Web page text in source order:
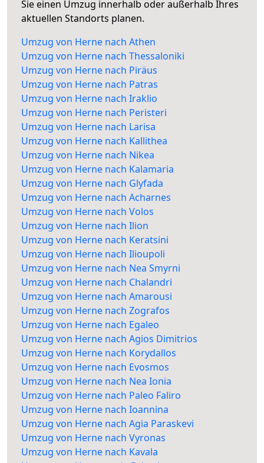
Sie einen Umzug innerhalb oder außerhalb Ihres
aktuellen Standorts planen.
Umzug von Herne nach Athen
Umzug von Herne nach Thessaloniki
Umzug von Herne nach Piräus
Umzug von Herne nach Patras
Umzug von Herne nach Iraklio
Umzug von Herne nach Peristeri
Umzug von Herne nach Larisa
Umzug von Herne nach Kallithea
Umzug von Herne nach Nikea
Umzug von Herne nach Kalamaria
Umzug von Herne nach Glyfada
Umzug von Herne nach Acharnes
Umzug von Herne nach Volos
Umzug von Herne nach Ilion
Umzug von Herne nach Keratsini
Umzug von Herne nach Ilioupoli
Umzug von Herne nach Nea Smyrni
Umzug von Herne nach Chalandri
Umzug von Herne nach Amarousi
Umzug von Herne nach Zografos
Umzug von Herne nach Egaleo
Umzug von Herne nach Agios Dimitrios
Umzug von Herne nach Korydallos
Umzug von Herne nach Evosmos
Umzug von Herne nach Nea Ionia
Umzug von Herne nach Paleo Faliro
Umzug von Herne nach Ioannina
Umzug von Herne nach Agia Paraskevi
Umzug von Herne nach Vyronas
Umzug von Herne nach Kavala